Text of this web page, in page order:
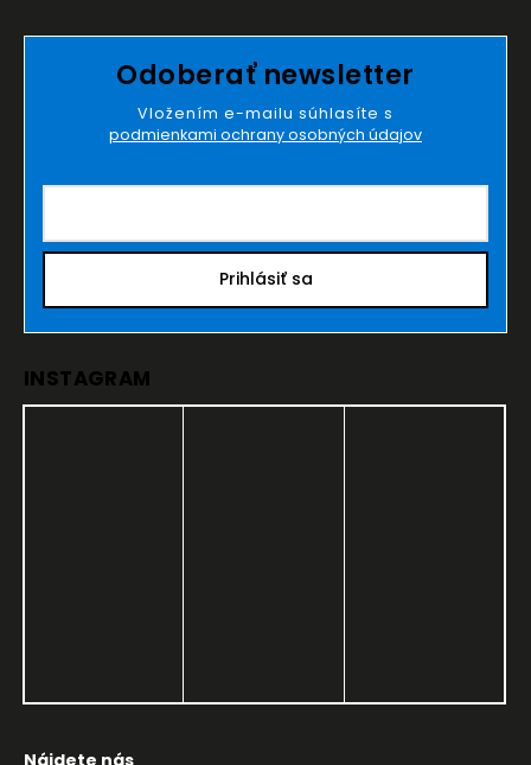
Odoberať newsletter
Vložením e-mailu súhlasíte s
podmienkami ochrany osobných údajov
Prihlásiť sa
INSTAGRAM